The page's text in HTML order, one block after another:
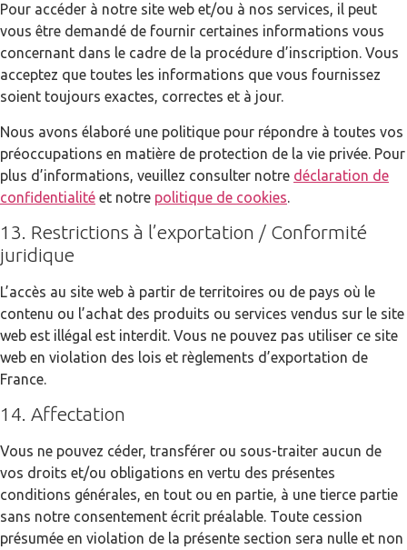
Pour accéder à notre site web et/ou à nos services, il peut
vous être demandé de fournir certaines informations vous
concernant dans le cadre de la procédure d’inscription. Vous
acceptez que toutes les informations que vous fournissez
soient toujours exactes, correctes et à jour.
Nous avons élaboré une politique pour répondre à toutes vos
préoccupations en matière de protection de la vie privée. Pour
plus d’informations, veuillez consulter notre déclaration de
confidentialité et notre politique de cookies
13. Restrictions à l’exportation / Conformité
juridique
L’accès au site web à partir de territoires ou de pays où le
contenu ou l’achat des produits ou services vendus sur le site
web est illégal est interdit. Vous ne pouvez pas utiliser ce site
web en violation des lois et règlements d’exportation de
France.
14. Affectation
Vous ne pouvez céder, transférer ou sous-traiter aucun de
vos droits et/ou obligations en vertu des présentes
conditions générales, en tout ou en partie, à une tierce partie
sans notre consentement écrit préalable. Toute cession
présumée en violation de la présente section sera nulle et non